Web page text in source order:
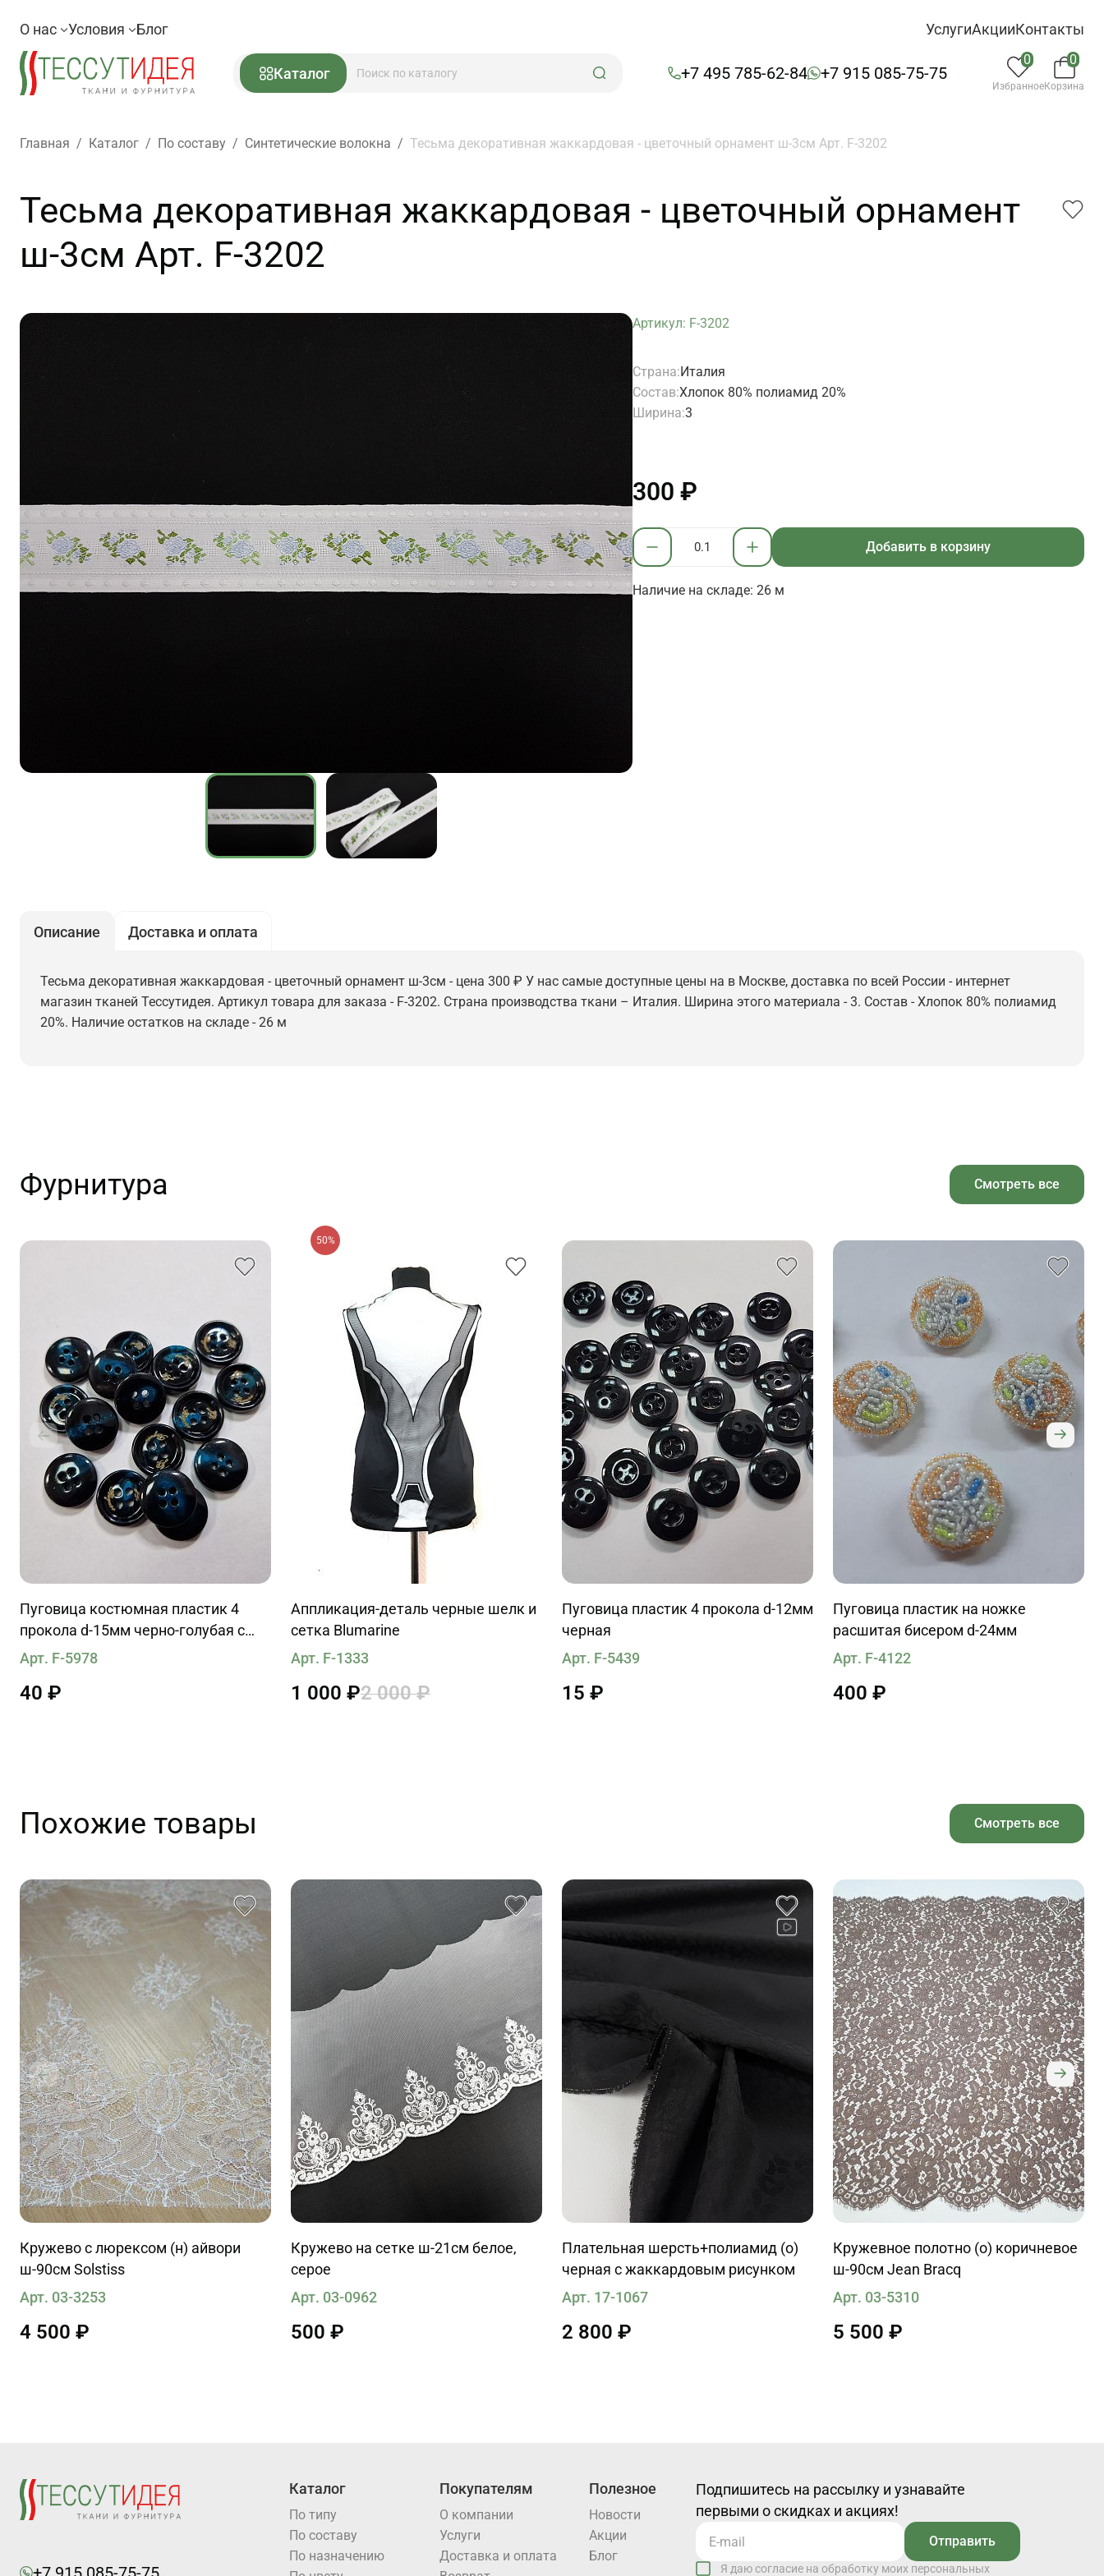
О нас Условия Блог УслугиАкцииКонтакты
Каталог +7 495 785-62-84 +7 915 085-75-75
0
Избранное
0
Корзина
Главная / Каталог / По составу / Синтетические волокна / Тесьма декоративная жаккардовая - цветочный орнамент ш-3см Арт. F-3202
Тесьма декоративная жаккардовая - цветочный орнамент
ш-3см Арт. F-3202
Артикул: F-3202
Страна:Италия
Состав:Хлопок 80% полиамид 20%
Ширина:3
300 ₽
Добавить в корзину
Наличие на складе: 26 м
Описание Доставка и оплата
Тесьма декоративная жаккардовая - цветочный орнамент ш-3см - цена 300 ₽ У нас самые доступные цены на в Москве, доставка по всей России - интернет
магазин тканей Тессутидея. Артикул товара для заказа - F-3202. Страна производства ткани – Италия. Ширина этого материала - 3. Состав - Хлопок 80% полиамид
20%. Наличие остатков на складе - 26 м
Фурнитура Смотреть все
Пуговица костюмная пластик 4
прокола d-15мм черно-голубая с
надписью
Арт. F-5978
40 ₽
50%
Аппликация-деталь черные шелк и
сетка Blumarine
Арт. F-1333
1 000 ₽2 000 ₽
Пуговица пластик 4 прокола d-12мм
черная
Арт. F-5439
15 ₽
Пуговица пластик на ножке
расшитая бисером d-24мм
Арт. F-4122
400 ₽
Похожие товары Смотреть все
Кружево с люрексом (н) айвори
ш-90см Solstiss
Арт. 03-3253
4 500 ₽
Кружево на сетке ш-21см белое,
серое
Арт. 03-0962
500 ₽
Плательная шерсть+полиамид (о)
черная с жаккардовым рисунком
Арт. 17-1067
2 800 ₽
Кружевное полотно (о) коричневое
ш-90см Jean Bracq
Арт. 03-5310
5 500 ₽
Каталог
По типу
По составу
По назначению
Покупателям
О компании
Услуги
Доставка и оплата
Полезное
Новости
Акции
Блог
Подпишитесь на рассылку и узнавайте
первыми о скидках и акциях!
Отправить
Я даю согласие на обработку моих персональных